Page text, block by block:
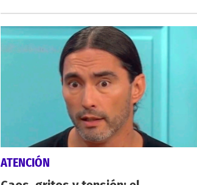
ATENCIÓN